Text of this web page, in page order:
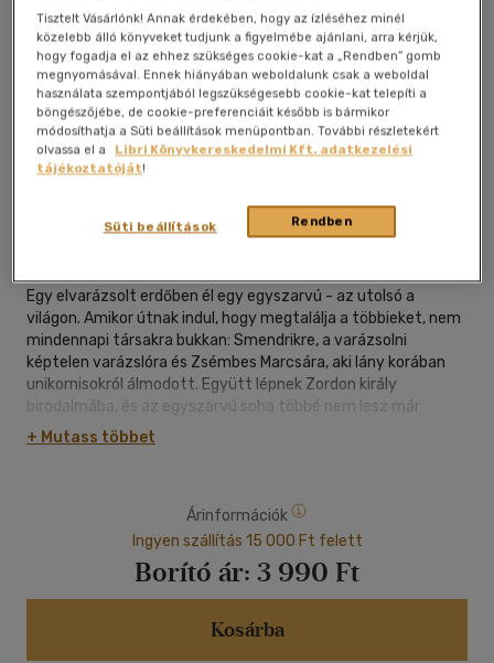
Kívánságlistához adom Megosztom
Gabo Könyvkiadó Kft.|2022 magyar nyelvű
Egy elvarázsolt erdőben él egy egyszarvú - az utolsó a
világon. Amikor útnak indul, hogy megtalálja a többieket, nem
mindennapi társakra bukkan: Smendrikre, a varázsolni
képtelen varázslóra és Zsémbes Marcsára, aki lány korában
unikornisokról álmodott. Együtt lépnek Zordon király
birodalmába, és az egyszarvú soha többé nem lesz már
ugyanaz, aki egykor volt.
klasszikusnak számító regénye 1968 óta töretlenül szerepel a
legjobb fantasy könyvek listáin, az évek során több
nemzedék kedvence lett, 1982-ben pedig ugyancsak sokat
hivatkozott animációs film készült belőle.
+ Mutass többet
Árinformációk
Ingyen szállítás 15 000 Ft felett
Borító ár: 3 990 Ft
Kosárba
Tisztelt Vásárlónk! Annak érdekében, hogy az ízléséhez minél
közelebb álló könyveket tudjunk a figyelmébe ajánlani, arra kérjük,
hogy fogadja el az ehhez szükséges cookie-kat a „Rendben” gomb
megnyomásával. Ennek hiányában weboldalunk csak a weboldal
használata szempontjából legszükségesebb cookie-kat telepíti a
böngészőjébe, de cookie-preferenciáit később is bármikor
módosíthatja a Süti beállítások menüpontban. További részletekért
olvassa el a
Libri Könyvkereskedelmi Kft. adatkezelési
tájékoztatóját!
Rendben
Süti beállítások